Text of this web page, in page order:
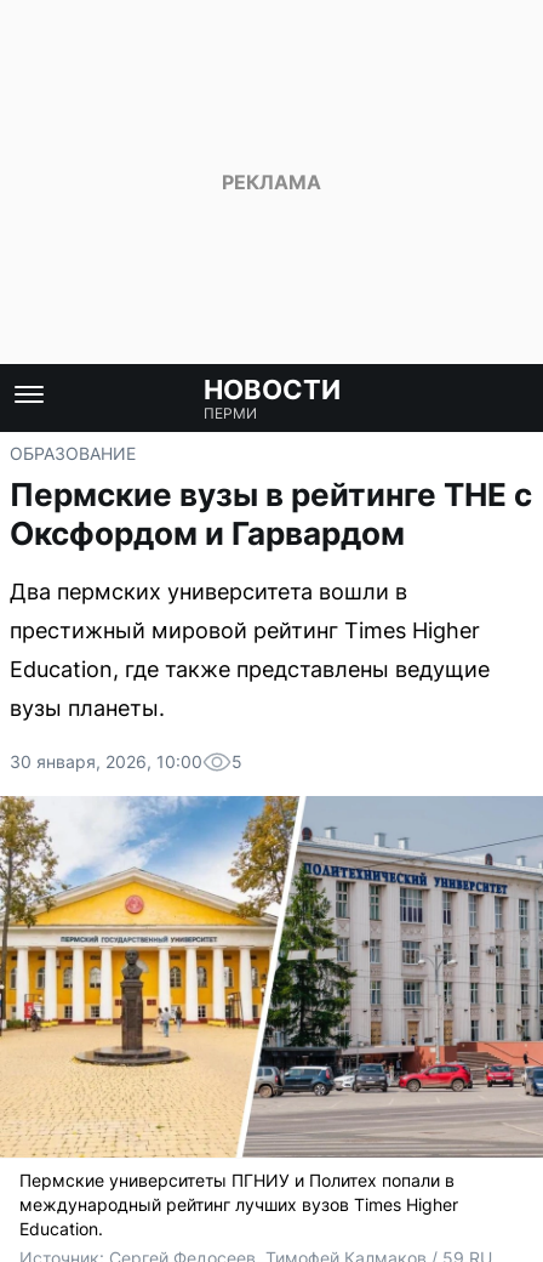
НОВОСТИ
ПЕРМИ
ОБРАЗОВАНИЕ
Пермские вузы в рейтинге THE с
Оксфордом и Гарвардом
Два пермских университета вошли в
престижный мировой рейтинг Times Higher
Education, где также представлены ведущие
вузы планеты.
30 января, 2026, 10:00 5
Пермские университеты ПГНИУ и Политех попали в
международный рейтинг лучших вузов Times Higher
Education.
Источник: Сергей Федосеев, Тимофей Калмаков / 59.RU